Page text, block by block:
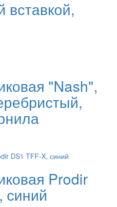
вставкой,
"Nash",
Prodir
синий